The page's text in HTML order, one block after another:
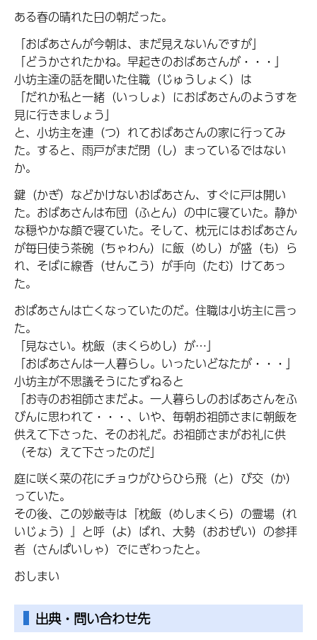
ある春の晴れた日の朝だった。
「おばあさんが今朝は、まだ見えないんですが」
「どうかされたかね。早起きのおばあさんが・・・」
小坊主達の話を聞いた住職（じゅうしょく）は
「だれか私と一緒（いっしょ）におばあさんのようすを
見に行きましょう」
と、小坊主を連（つ）れておばあさんの家に行ってみ
た。すると、雨戸がまだ閉（し）まっているではない
か。
鍵（かぎ）などかけないおばあさん、すぐに戸は開い
た。おばあさんは布団（ふとん）の中に寝ていた。静か
な穏やかな顔で寝ていた。そして、枕元にはおばあさん
が毎日使う茶碗（ちゃわん）に飯（めし）が盛（も）ら
れ、そばに線香（せんこう）が手向（たむ）けてあっ
た。
おぱあさんは亡くなっていたのだ。住職は小坊主に言っ
た。
「見なさい。枕飯（まくらめし）が…」
「おばあさんは一人暮らし。いったいどなたが・・・」
小坊主が不思議そうにたずねると
「お寺のお祖師さまだよ。一人暮らしのおばあさんをふ
びんに思われて・・・、いや、毎朝お祖師さまに朝飯を
供えて下さった、そのお礼だ。お祖師さまがお礼に供
（そな）えて下さったのだ」
庭に咲く菜の花にチョウがひらひら飛（と）び交（か）
っていた。
その後、この妙厳寺は『枕飯（めしまくら）の霊場（れ
いじょう）』と呼（よ）ばれ、大勢（おおぜい）の参拝
者（さんぱいしゃ）でにぎわったと。
おしまい
出典・問い合わせ先